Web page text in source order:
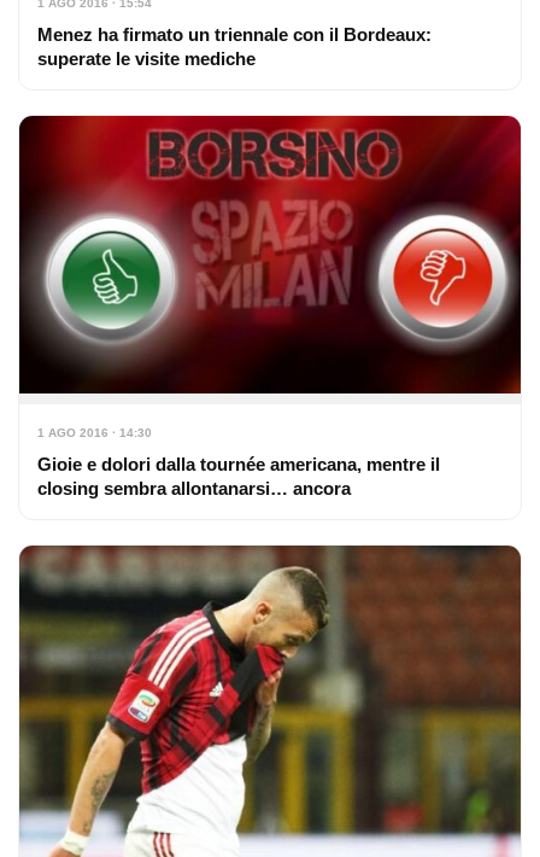
1 AGO 2016 · 15:54
Menez ha firmato un triennale con il Bordeaux:
superate le visite mediche
1 AGO 2016 · 14:30
Gioie e dolori dalla tournée americana, mentre il
closing sembra allontanarsi… ancora